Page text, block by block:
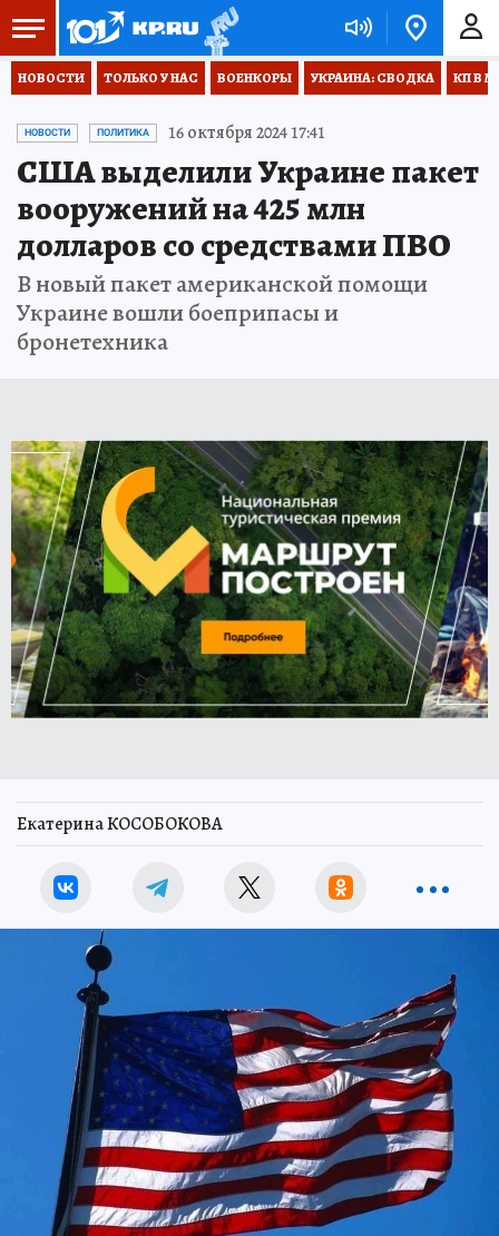
НОВОСТИ ТОЛЬКО У НАС ВОЕНКОРЫ УКРАИНА: СВОДКА КП В
НОВОСТИ ПОЛИТИКА 16 октября 2024 17:41
США выделили Украине пакет
вооружений на 425 млн
долларов со средствами ПВО
В новый пакет американской помощи
Украине вошли боеприпасы и
бронетехника
Екатерина КОСОБОКОВА